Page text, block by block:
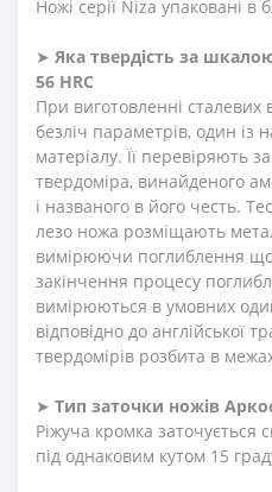
Ножі серії Niza упаковані в
➤ Яка твердість за
56 HRC
При виготовленні сталевих
безліч параметрів, один із
матеріалу. Її перевіряють
твердоміра, винайденого
і названого в його честь.
лезо ножа розміщають
вимірюючи поглиблення що
закінчення процесу
вимірюються в умовних
відповідно до англійської
твердомірів розбита в
➤ Тип заточки ножів Аркос
Ріжуча кромка заточується
під однаковим кутом 15